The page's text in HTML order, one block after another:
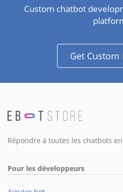
Custom chatbot
Get Custom
Répondre à toutes les chatbots
Pour les développeurs